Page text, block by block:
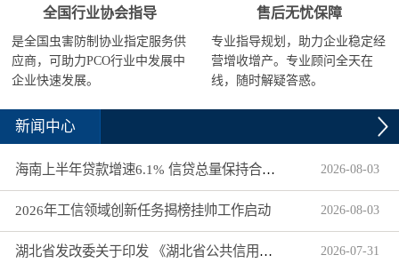
全国行业协会指导
是全国虫害防制协业指定服务供
应商，可助力PCO行业中发展中
企业快速发展。
售后无忧保障
专业指导规划，助力企业稳定经
营增收增产。专业顾问全天在
线，随时解疑答惑。
新闻中心
海南上半年贷款增速6.1% 信贷总量保持合理平稳增长 2026-08-03
2026年工信领域创新任务揭榜挂帅工作启动 2026-08-03
湖北省发改委关于印发 《湖北省公共信用信息目录（2026年版）》的通知 2026-07-31